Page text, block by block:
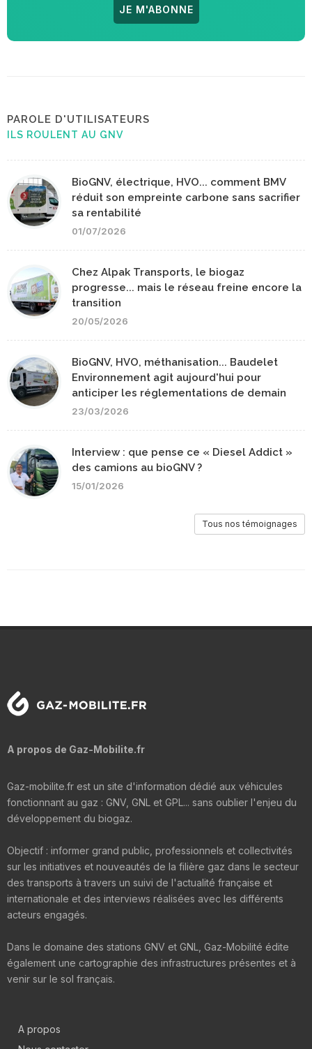
JE M'ABONNE
PAROLE D'UTILISATEURS
ILS ROULENT AU GNV
BioGNV, électrique, HVO... comment BMV
réduit son empreinte carbone sans sacrifier
sa rentabilité
01/07/2026
Chez Alpak Transports, le biogaz
progresse... mais le réseau freine encore la
transition
20/05/2026
BioGNV, HVO, méthanisation... Baudelet
Environnement agit aujourd'hui pour
anticiper les réglementations de demain
23/03/2026
Interview : que pense ce « Diesel Addict »
des camions au bioGNV ?
15/01/2026
Tous nos témoignages
A propos de Gaz-Mobilite.fr
Gaz-mobilite.fr est un site d'information dédié aux véhicules
fonctionnant au gaz : GNV, GNL et GPL... sans oublier l'enjeu du
développement du biogaz.
Objectif : informer grand public, professionnels et collectivités
sur les initiatives et nouveautés de la filière gaz dans le secteur
des transports à travers un suivi de l'actualité française et
internationale et des interviews réalisées avec les différents
acteurs engagés.
Dans le domaine des stations GNV et GNL, Gaz-Mobilité édite
également une cartographie des infrastructures présentes et à
venir sur le sol français.
A propos